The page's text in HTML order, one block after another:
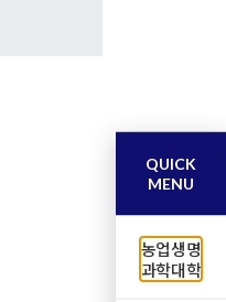
QUICK
MENU
농업생명
과학대학